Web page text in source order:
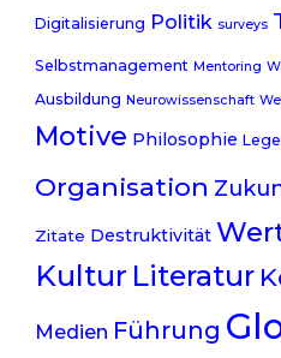
Digitalisierung Politik surveys
Selbstmanagement Mentoring
Ausbildung Neurowissenschaft
Motive Philosophie
Organisation
Zitate Destruktivität
Kultur Literatur
Medien Führung